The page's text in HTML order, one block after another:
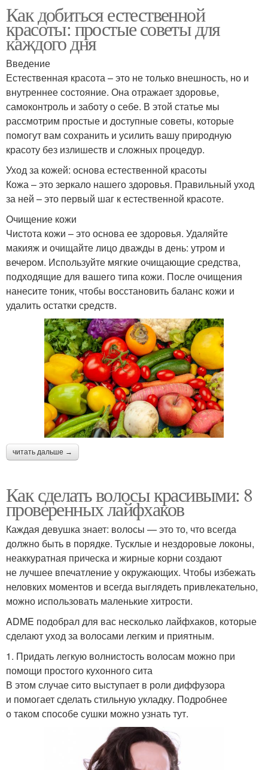
Как добиться естественной
красоты: простые советы для
каждого дня
Введение
Естественная красота – это не только внешность, но и
внутреннее состояние. Она отражает здоровье,
самоконтроль и заботу о себе. В этой статье мы
рассмотрим простые и доступные советы, которые
помогут вам сохранить и усилить вашу природную
красоту без излишеств и сложных процедур.
Уход за кожей: основа естественной красоты
Кожа – это зеркало нашего здоровья. Правильный уход
за ней – это первый шаг к естественной красоте.
Очищение кожи
Чистота кожи – это основа ее здоровья. Удаляйте
макияж и очищайте лицо дважды в день: утром и
вечером. Используйте мягкие очищающие средства,
подходящие для вашего типа кожи. После очищения
нанесите тоник, чтобы восстановить баланс кожи и
удалить остатки средств.
читать дальше →
Как сделать волосы красивыми: 8
проверенных лайфхаков
Каждая девушка знает: волосы — это то, что всегда
должно быть в порядке. Тусклые и нездоровые локоны,
неаккуратная прическа и жирные корни создают
не лучшее впечатление у окружающих. Чтобы избежать
неловких моментов и всегда выглядеть привлекательно,
можно использовать маленькие хитрости.
ADME подобрал для вас несколько лайфхаков, которые
сделают уход за волосами легким и приятным.
1. Придать легкую волнистость волосам можно при
помощи простого кухонного сита
В этом случае сито выступает в роли диффузора
и помогает сделать стильную укладку. Подробнее
о таком способе сушки можно узнать тут.